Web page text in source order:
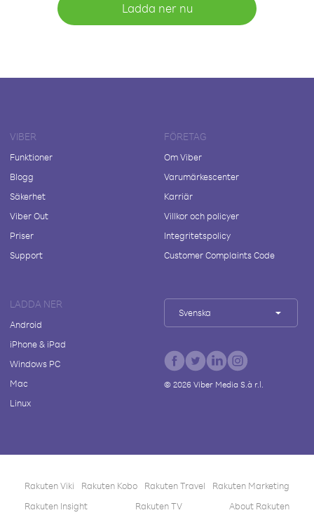
Ladda ner nu
VIBER
Funktioner
Blogg
Säkerhet
Viber Out
Priser
Support
FÖRETAG
Om Viber
Varumärkescenter
Karriär
Villkor och policyer
Integritetspolicy
Customer Complaints Code
LADDA NER
Android
iPhone & iPad
Windows PC
Mac
Linux
Svenska
© 2026Viber Media S.à r.l.
Rakuten Viki Rakuten Kobo Rakuten Travel
Rakuten Marketing
Rakuten Insight
Rakuten TV About Rakuten